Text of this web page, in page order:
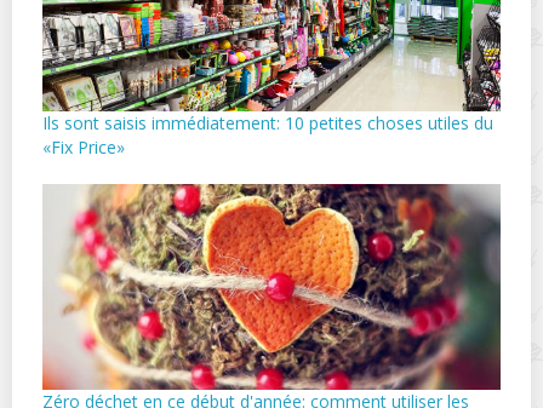
Ils sont saisis immédiatement: 10 petites choses utiles du
«Fix Price»
Zéro déchet en ce début d'année: comment utiliser les